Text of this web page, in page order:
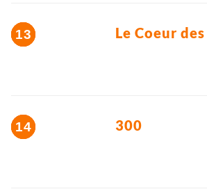
Le Coeur
300